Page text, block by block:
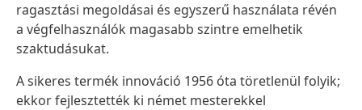
ragasztási megoldásai és egyszerű használata révén
a végfelhasználók magasabb szintre emelhetik
szaktudásukat.
A sikeres termék innováció 1956 óta töretlenül folyik;
ekkor fejlesztették ki német mesterekkel